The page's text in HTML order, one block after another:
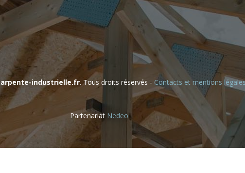
industrielle.fr. Tous droits réservés - Contacts et mentions
Partenariat Nedeo